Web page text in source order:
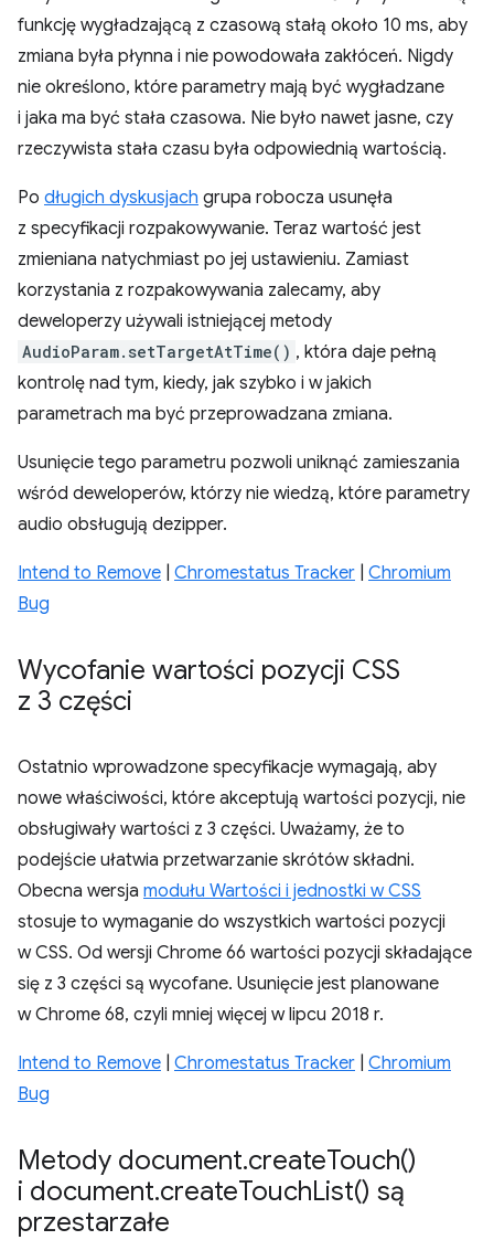
funkcję wygładzającą z czasową stałą około 10 ms, aby
zmiana była płynna i nie powodowała zakłóceń. Nigdy
nie określono, które parametry mają być wygładzane
i jaka ma być stała czasowa. Nie było nawet jasne, czy
rzeczywista stała czasu była odpowiednią wartością.
Po długich dyskusjach grupa robocza usunęła
z specyfikacji rozpakowywanie. Teraz wartość jest
zmieniana natychmiast po jej ustawieniu. Zamiast
korzystania z rozpakowywania zalecamy, aby
deweloperzy używali istniejącej metody
AudioParam.setTargetAtTime() , która daje pełną
kontrolę nad tym, kiedy, jak szybko i w jakich
parametrach ma być przeprowadzana zmiana.
Usunięcie tego parametru pozwoli uniknąć zamieszania
wśród deweloperów, którzy nie wiedzą, które parametry
audio obsługują dezipper.
Intend to Remove Chromestatus Tracker Chromium
Bug
Wycofanie wartości pozycji CSS
z 3 części
Ostatnio wprowadzone specyfikacje wymagają, aby
nowe właściwości, które akceptują wartości pozycji, nie
obsługiwały wartości z 3 części. Uważamy, że to
podejście ułatwia przetwarzanie skrótów składni.
Obecna wersja modułu Wartości i jednostki w CSS
stosuje to wymaganie do wszystkich wartości pozycji
w CSS. Od wersji Chrome 66 wartości pozycji składające
się z 3 części są wycofane. Usunięcie jest planowane
w Chrome 68, czyli mniej więcej w lipcu 2018 r.
Intend to Remove Chromestatus Tracker Chromium
Bug
Metody document.createTouch()
i document.createTouchList() są
przestarzałe